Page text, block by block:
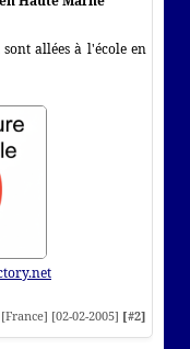
allées à l'école en
[02-02-2005] [#2]